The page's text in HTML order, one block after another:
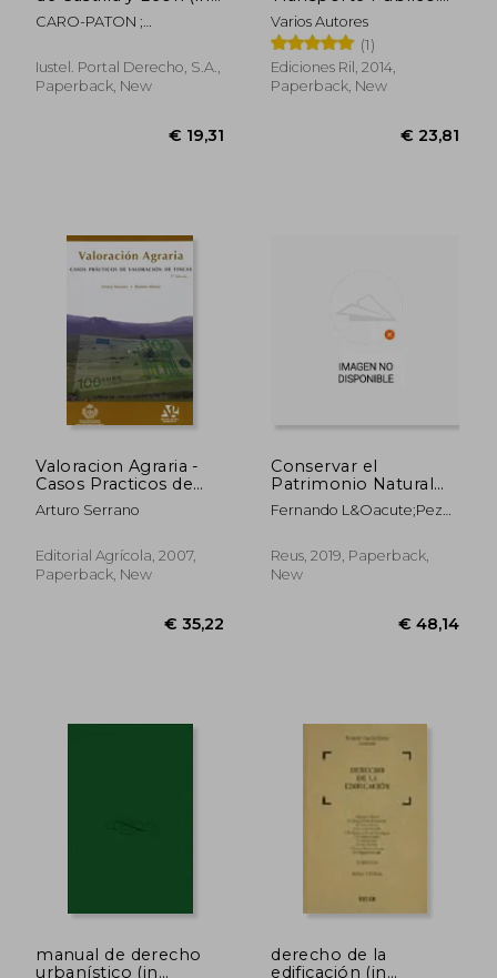
€ 21,63
Spanish)
CARO-PATON ;
Iustel. Portal Derecho, S.a.,
Paperback, New
Miradas al Siglo xx (in
Spanish)
Varios Autores
(1)
Ediciones Ril, 2014,
Paperback, New
Valoracion Agraria -
Casos Practicos de
Valoracion de Fincas
(in Spanish)
Arturo Serrano
Editorial Agrícola, 2007,
Paperback, New
Conservar el
Patrimonio Natural
(Urbanismo, Medio
Ambiente y Derecho)
Fernando L&Oacute;Pez
Reus, 2019, Paperback,
New
manual de derecho
urbanístico (in
derecho de la
edificación (in